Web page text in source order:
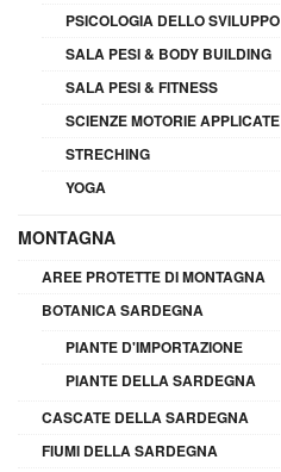
PSICOLOGIA DELLO SVILUPPO
SALA PESI & BODY BUILDING
SALA PESI & FITNESS
SCIENZE MOTORIE APPLICATE
STRECHING
YOGA
MONTAGNA
AREE PROTETTE DI MONTAGNA
BOTANICA SARDEGNA
PIANTE D'IMPORTAZIONE
PIANTE DELLA SARDEGNA
CASCATE DELLA SARDEGNA
FIUMI DELLA SARDEGNA